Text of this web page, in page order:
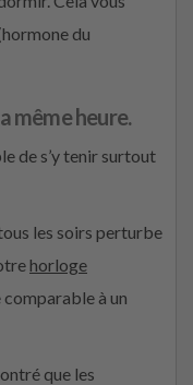
du
même heure.
de s’y tenir surtout
les soirs perturbe
horloge
comparable à un
que les